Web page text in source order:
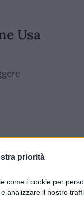
priorità
come i cookie per
analizzare il nostro
Usa
ai
ad